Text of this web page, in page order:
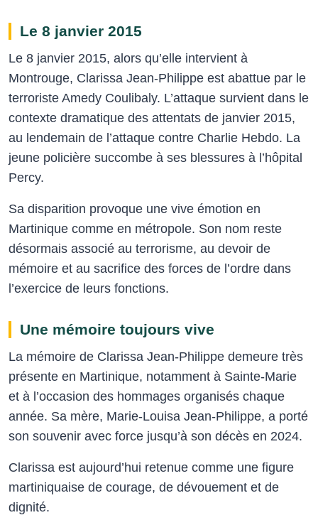
Le 8 janvier 2015
Le 8 janvier 2015, alors qu’elle intervient à
Montrouge, Clarissa Jean-Philippe est abattue par le
terroriste Amedy Coulibaly. L’attaque survient dans le
contexte dramatique des attentats de janvier 2015,
au lendemain de l’attaque contre Charlie Hebdo. La
jeune policière succombe à ses blessures à l’hôpital
Percy.
Sa disparition provoque une vive émotion en
Martinique comme en métropole. Son nom reste
désormais associé au terrorisme, au devoir de
mémoire et au sacrifice des forces de l’ordre dans
l’exercice de leurs fonctions.
Une mémoire toujours vive
La mémoire de Clarissa Jean-Philippe demeure très
présente en Martinique, notamment à Sainte-Marie
et à l’occasion des hommages organisés chaque
année. Sa mère, Marie-Louisa Jean-Philippe, a porté
son souvenir avec force jusqu’à son décès en 2024.
Clarissa est aujourd’hui retenue comme une figure
martiniquaise de courage, de dévouement et de
dignité.